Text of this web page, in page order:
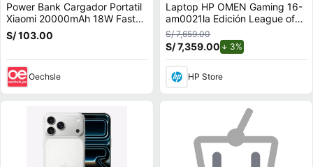
Power Bank Cargador Portatil
Xiaomi 20000mAh 18W Fast
Charger
S/ 103.00
Oechsle
Laptop HP OMEN Gaming 16-
am0021la Edición League of
Legends, Intel Core i7, 16 GB
RAM, GPU NVIDIA GeForce
RTX™ 5060 , 1 TB SSD, 16"" a
con teclado en Inglés
S/ 7,659.00
S/ 7,359.00 3%
HP Store